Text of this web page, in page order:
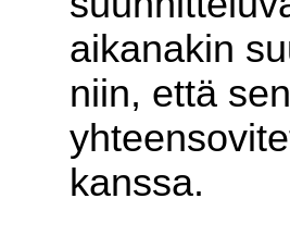
aikanakin
niin, että
kanssa.